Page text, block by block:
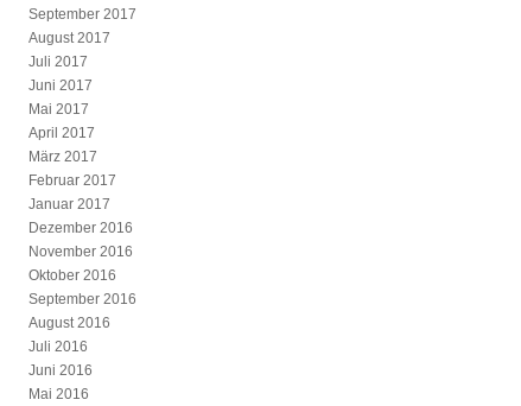
September 2017
August 2017
Juli 2017
Juni 2017
Mai 2017
April 2017
März 2017
Februar 2017
Januar 2017
Dezember 2016
November 2016
Oktober 2016
September 2016
August 2016
Juli 2016
Juni 2016
Mai 2016